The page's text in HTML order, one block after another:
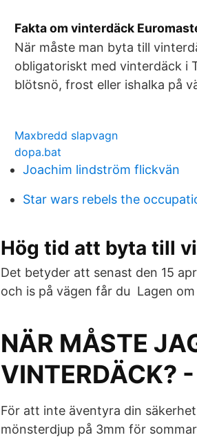
Fakta om vinterdäck
När måste man byta till
obligatoriskt med vinterdäck i
blötsnö, frost eller ishalka på
Maxbredd slapvagn
dopa.bat
Joachim lindström flickvän
Star wars rebels the
Hög tid att byta till
Det betyder att senast den 15
och is på vägen får du Lagen
NÄR MÅSTE
VINTERDÄCK?
För att inte äventyra din
mönsterdjup på 3mm för